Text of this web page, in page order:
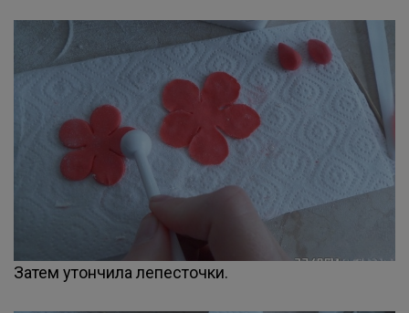
Затем утончила лепесточки.